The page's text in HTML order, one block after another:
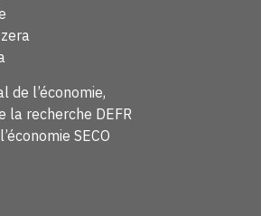
de l’économie,
la recherche DEFR
SECO